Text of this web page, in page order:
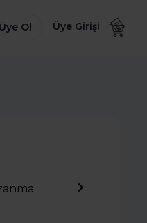
Ol Üye Girişi